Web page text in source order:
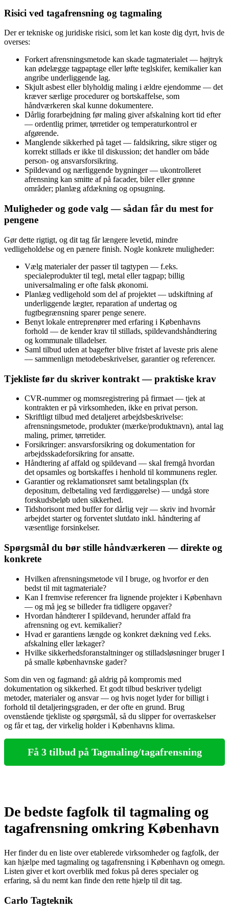
Risici ved tagafrensning og tagmaling
Der er tekniske og juridiske risici, som let kan koste dig dyrt, hvis de
overses:
Forkert afrensningsmetode kan skade tagmaterialet — højtryk
kan ødelægge tagpaptage eller løfte teglskifer, kemikalier kan
angribe underliggende lag.
Skjult asbest eller blyholdig maling i ældre ejendomme — det
kræver særlige procedurer og bortskaffelse, som
håndværkeren skal kunne dokumentere.
Dårlig forarbejdning før maling giver afskalning kort tid efter
— ordentlig primer, tørretider og temperaturkontrol er
afgørende.
Manglende sikkerhed på taget — faldsikring, sikre stiger og
korrekt stillads er ikke til diskussion; det handler om både
person- og ansvarsforsikring.
Spildevand og nærliggende bygninger — ukontrolleret
afrensning kan smitte af på facader, biler eller grønne
områder; planlæg afdækning og opsugning.
Muligheder og gode valg — sådan får du mest for
pengene
Gør dette rigtigt, og dit tag får længere levetid, mindre
vedligeholdelse og en pænere finish. Nogle konkrete muligheder:
Vælg materialer der passer til tagtypen — f.eks.
specialeprodukter til tegl, metal eller tagpap; billig
universalmaling er ofte falsk økonomi.
Planlæg vedligehold som del af projektet — udskiftning af
underliggende lægter, reparation af undertag og
fugtbegrænsning sparer penge senere.
Benyt lokale entreprenører med erfaring i Københavns
forhold — de kender krav til stillads, spildevandshåndtering
og kommunale tilladelser.
Saml tilbud uden at bagefter blive fristet af laveste pris alene
— sammenlign metodebeskrivelser, garantier og referencer.
Tjekliste før du skriver kontrakt — praktiske krav
CVR‑nummer og momsregistrering på firmaet — tjek at
kontrakten er på virksomheden, ikke en privat person.
Skriftligt tilbud med detaljeret arbejdsbeskrivelse:
afrensningsmetode, produkter (mærke/produktnavn), antal lag
maling, primer, tørretider.
Forsikringer: ansvarsforsikring og dokumentation for
arbejdsskadeforsikring for ansatte.
Håndtering af affald og spildevand — skal fremgå hvordan
det opsamles og bortskaffes i henhold til kommunens regler.
Garantier og reklamationsret samt betalingsplan (fx
depositum, delbetaling ved færdiggørelse) — undgå store
forskudsbeløb uden sikkerhed.
Tidshorisont med buffer for dårlig vejr — skriv ind hvornår
arbejdet starter og forventet slutdato inkl. håndtering af
væsentlige forsinkelser.
Spørgsmål du bør stille håndværkeren — direkte og
konkrete
Hvilken afrensningsmetode vil I bruge, og hvorfor er den
bedst til mit tagmateriale?
Kan I fremvise referencer fra lignende projekter i København
— og må jeg se billeder fra tidligere opgaver?
Hvordan håndterer I spildevand, herunder affald fra
afrensning og evt. kemikalier?
Hvad er garantiens længde og konkret dækning ved f.eks.
afskalning eller lækager?
Hvilke sikkerhedsforanstaltninger og stilladsløsninger bruger I
på smalle københavnske gader?
Som din ven og fagmand: gå aldrig på kompromis med
dokumentation og sikkerhed. Et godt tilbud beskriver tydeligt
metoder, materialer og ansvar — og hvis noget lyder for billigt i
forhold til detaljeringsgraden, er der ofte en grund. Brug
ovenstående tjekliste og spørgsmål, så du slipper for overraskelser
og får et tag, der virkelig holder i Københavns klima.
Få 3 tilbud på Tagmaling/tagafrensning
De bedste fagfolk til tagmaling og
tagafrensning omkring København
Her finder du en liste over etablerede virksomheder og fagfolk, der
kan hjælpe med tagmaling og tagafrensning i København og omegn.
Listen giver et kort overblik med fokus på deres specialer og
erfaring, så du nemt kan finde den rette hjælp til dit tag.
Carlo Tagteknik